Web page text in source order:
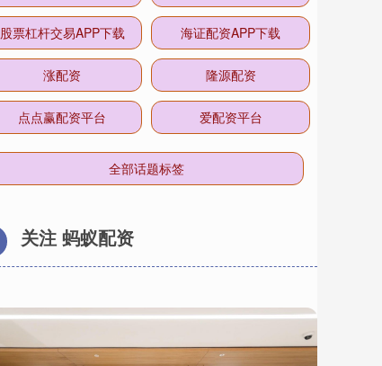
股票杠杆交易APP下载 海证配资APP下载
涨配资 隆源配资
点点赢配资平台 爱配资平台
全部话题标签
关注 蚂蚁配资